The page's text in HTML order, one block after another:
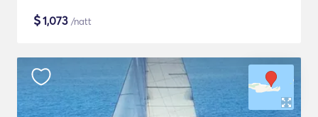
$1,073 /natt